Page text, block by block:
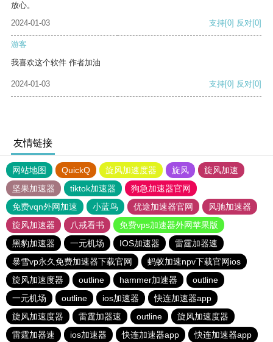
放心。
2024-01-03
支持[0] 反对[0]
游客
我喜欢这个软件 作者加油
2024-01-03 支持[0] 反对[0]
友情链接
网站地图 QuickQ 旋风加速度器 旋风
旋风加速
坚果加速器
tiktok加速器
狗急加速器官网
免费vqn外网加速
小蓝鸟 优途加速器官网
风驰加速器
旋风加速器
八戒看书
免费vps加速器外网苹果版
黑豹加速器
一元机场 IOS加速器
雷霆加器速
暴雪vp永久免费加速器下载官网
蚂蚁加速npv下载官网ios
旋风加速度器
outline hammer加速器
outline
一元机场
outline ios加速器
快连加速器app
旋风加速度器
雷霆加器速 outline
旋风加速度器
雷霆加器速
ios加速器 快连加速器app 快连加速器app